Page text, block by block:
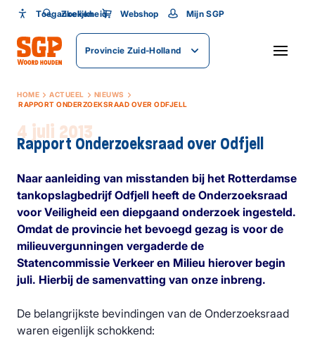
Toegankelijkheid
Toegankelijkheid
Lettergrootte
Zoeken Webshop Mijn SGP
Provincie Zuid-Holland
HOME ACTUEEL
NIEUWS
RAPPORT ONDERZOEKSRAAD OVER ODFJELL
4 juli 2013
Rapport Onderzoeksraad over Odfjell
Naar aanleiding van misstanden bij het Rotterdamse
tankopslagbedrijf Odfjell heeft de Onderzoeksraad
voor Veiligheid een diepgaand onderzoek ingesteld.
Omdat de provincie het bevoegd gezag is voor de
milieuvergunningen vergaderde de
Statencommissie Verkeer en Milieu hierover begin
juli. Hierbij de samenvatting van onze inbreng.
De belangrijkste bevindingen van de Onderzoeksraad
waren eigenlijk schokkend: